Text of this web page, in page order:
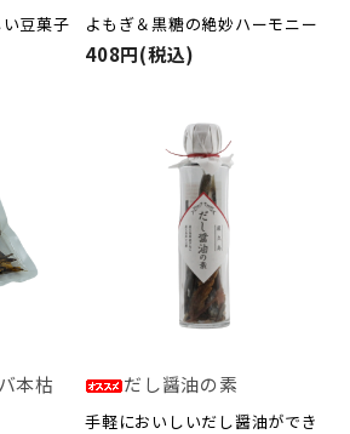
豆菓子 よもぎ＆黒糖の絶妙ハーモニー
408円(税込)
本枯
だし醤油の素
手軽においしいだし醤油ができ